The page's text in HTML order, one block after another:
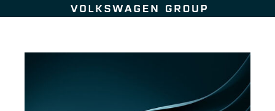
Zum Seiteninhalt springen